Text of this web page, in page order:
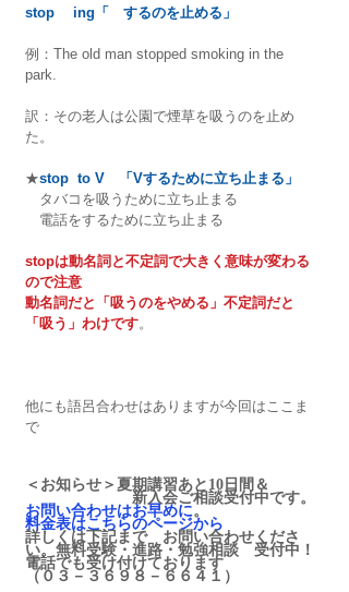
stop 　ing「　するのを止める」
例：The old man stopped smoking in the
park.
訳：その老人は公園で煙草を吸うのを止め
た。
★stop  to V　「Vするために立ち止まる」
タバコを吸うために立ち止まる
電話をするために立ち止まる
stopは動名詞と不定詞で大きく意味が変わる
ので注意
動名詞だと「吸うのをやめる」不定詞だと
「吸う」わけです。
他にも語呂合わせはありますが今回はここま
で
＜お知らせ＞夏期講習あと10日間＆
新入会ご相談受付中です。
お問い合わせはお早めに。
料金表はこちらのページから
詳しくは下記まで　お問い合わせくださ
い。無料受験・進路・勉強相談　受付中！
電話でも受け付けております
（０３－３６９８－６６４１）